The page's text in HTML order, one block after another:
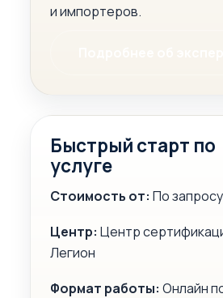
и импортеров.
Быстрый старт по
услуге
Стоимость от: По запросу
Центр: Центр
Легион
Формат работы: Онлайн